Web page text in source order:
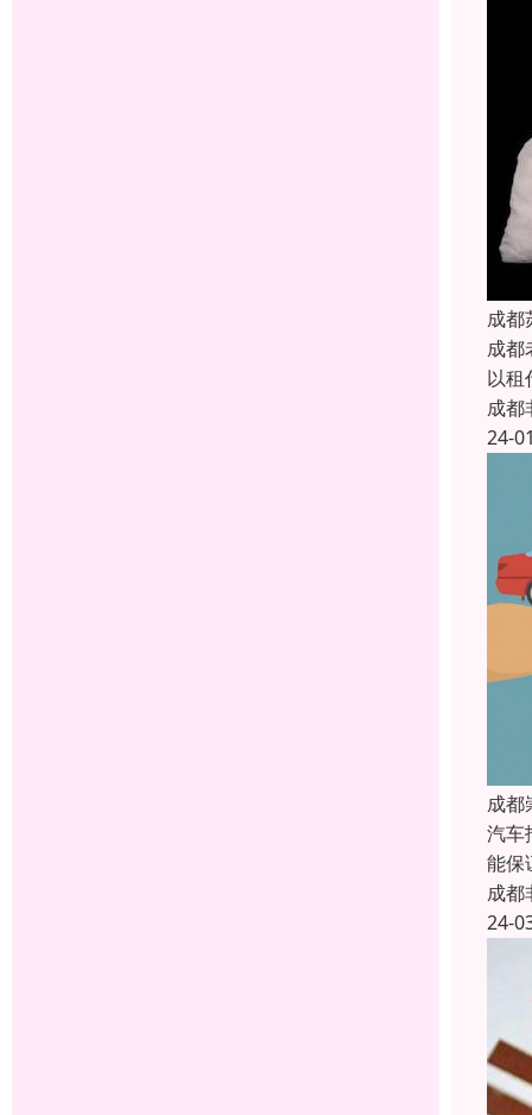
成都
成都
以租
成都
24-
成都
汽车
能保
成都
24-